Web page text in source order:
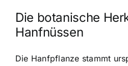
Die botanische
Hanfnüssen
Die Hanfpflanze stammt